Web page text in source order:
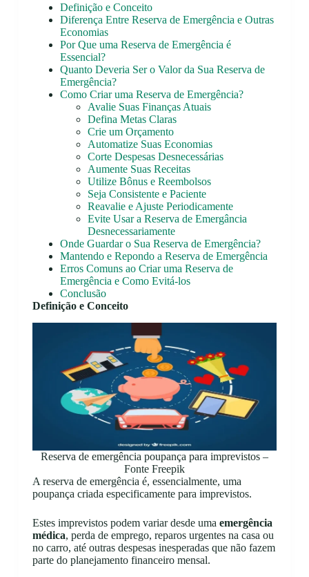
Definição e Conceito
Diferença Entre Reserva de Emergência e Outras
Economias
Por Que uma Reserva de Emergência é
Essencial?
Quanto Deveria Ser o Valor da Sua Reserva de
Emergência?
Como Criar uma Reserva de Emergência?
Avalie Suas Finanças Atuais
Defina Metas Claras
Crie um Orçamento
Automatize Suas Economias
Corte Despesas Desnecessárias
Aumente Suas Receitas
Utilize Bônus e Reembolsos
Seja Consistente e Paciente
Reavalie e Ajuste Periodicamente
Evite Usar a Reserva de Emergância
Desnecessariamente
Onde Guardar o Sua Reserva de Emergência?
Mantendo e Repondo a Reserva de Emergência
Erros Comuns ao Criar uma Reserva de
Emergência e Como Evitá-los
Conclusão
Definição e Conceito
Reserva de emergência poupança para imprevistos –
Fonte Freepik
A reserva de emergência é, essencialmente, uma
poupança criada especificamente para imprevistos.
Estes imprevistos podem variar desde uma emergência
médica, perda de emprego, reparos urgentes na casa ou
no carro, até outras despesas inesperadas que não fazem
parte do planejamento financeiro mensal.